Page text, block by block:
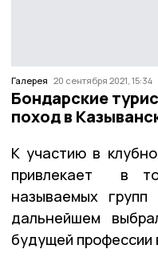
Галерея 20 сентября 2021, 15:34
Бондарские
поход в
К участию в
привлекает в
называемых
дальнейшем
будущей профессии